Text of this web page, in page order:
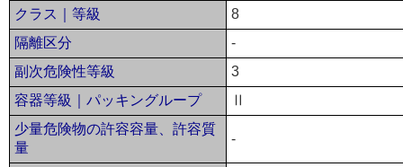
クラス｜等級
8
隔離区分
-
副次危険性等級
3
容器等級｜パッキングループ
Ⅱ
少量危険物の許容容量、許容質
量
-